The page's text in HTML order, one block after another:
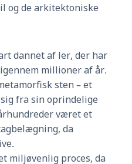
og de arkitektoniske
dannet af ler, der har
millioner af år.
sten – et
fra sin oprindelige
været et
da
miljøvenlig proces, da